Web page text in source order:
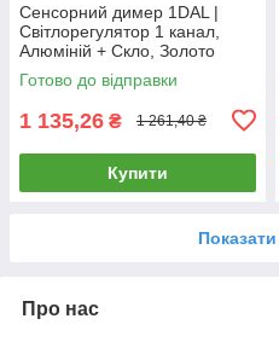
Сенсорний димер 1DAL |
Світлорегулятор 1 канал,
Алюміній + Скло, Золото
(A86-DR.GD)
Готово до відправки
1 135,26 ₴ 1 261,40 ₴
Купити
Про нас